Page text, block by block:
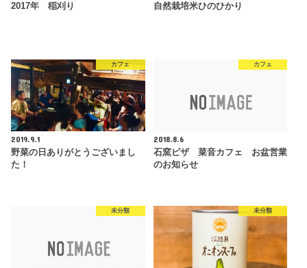
2017年 稲刈り
自然栽培米ひのひかり
カフェ
2019.9.1
野菜の日ありがとうございまし
た！
カフェ
2018.8.6
石窯ピザ 菜音カフェ お盆営業
のお知らせ
未分類 未分類